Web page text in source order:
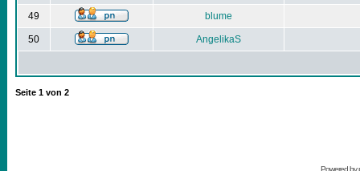
49 blume
50 AngelikaS
Seite 1 von 2
Powered by